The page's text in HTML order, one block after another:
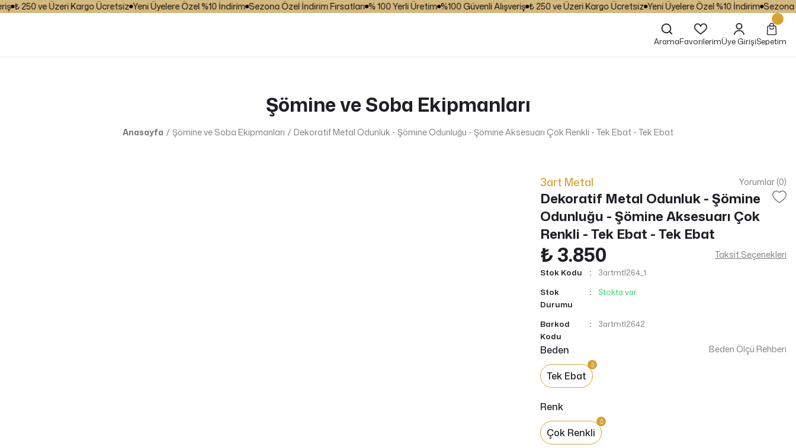
₺ 250 ve Üzeri Kargo Ücretsiz Yeni Üyelere Özel %10 İndirim Sezona Özel İndirim Fırsatları % 100 Yerli Üretim %100 Güvenli Alışveriş ₺ 250 ve Üzeri Kargo Ücretsiz Yeni Üyelere Özel %10 İndirim Sezona
AramaFavorilerimÜye GirişiSepetim
Şömine ve Soba Ekipmanları
Anasayfa Şömine ve Soba Ekipmanları Dekoratif Metal Odunluk - Şömine Odunluğu - Şömine Aksesuarı Çok Renkli - Tek Ebat - Tek Ebat
3art Metal Yorumlar (0)
Dekoratif Metal Odunluk - Şömine
Odunluğu - Şömine Aksesuarı Çok
Renkli - Tek Ebat - Tek Ebat
₺ 3.850 Taksit Seçenekleri
Stok Kodu
3artmtl264_1
Stok
Durumu
Stokta var
Barkod
Kodu
3artmtl2642
Beden
Tek Ebat
Renk
Çok Renkli
Beden Ölçü Rehberi